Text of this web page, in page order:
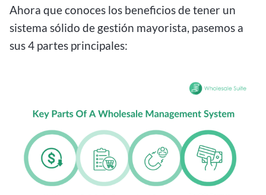
Ahora que conoces los beneficios de tener un
sistema sólido de gestión mayorista, pasemos a
sus 4 partes principales: